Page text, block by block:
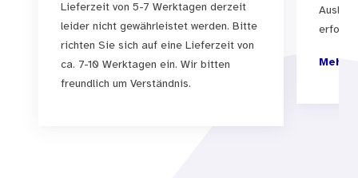
Lieferzeit von 5-7 Werktagen derzeit
leider nicht gewährleistet werden. Bitte
richten Sie sich auf eine Lieferzeit von
ca. 7-10 Werktagen ein. Wir bitten
freundlich um Verständnis.
Mehr